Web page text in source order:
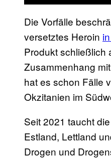
Die Vorfälle
versetztes Heroin
Produkt schließlich
Zusammenhang
hat es schon Fälle
Okzitanien im
Seit 2021 taucht
Estland, Lettland
Drogen und